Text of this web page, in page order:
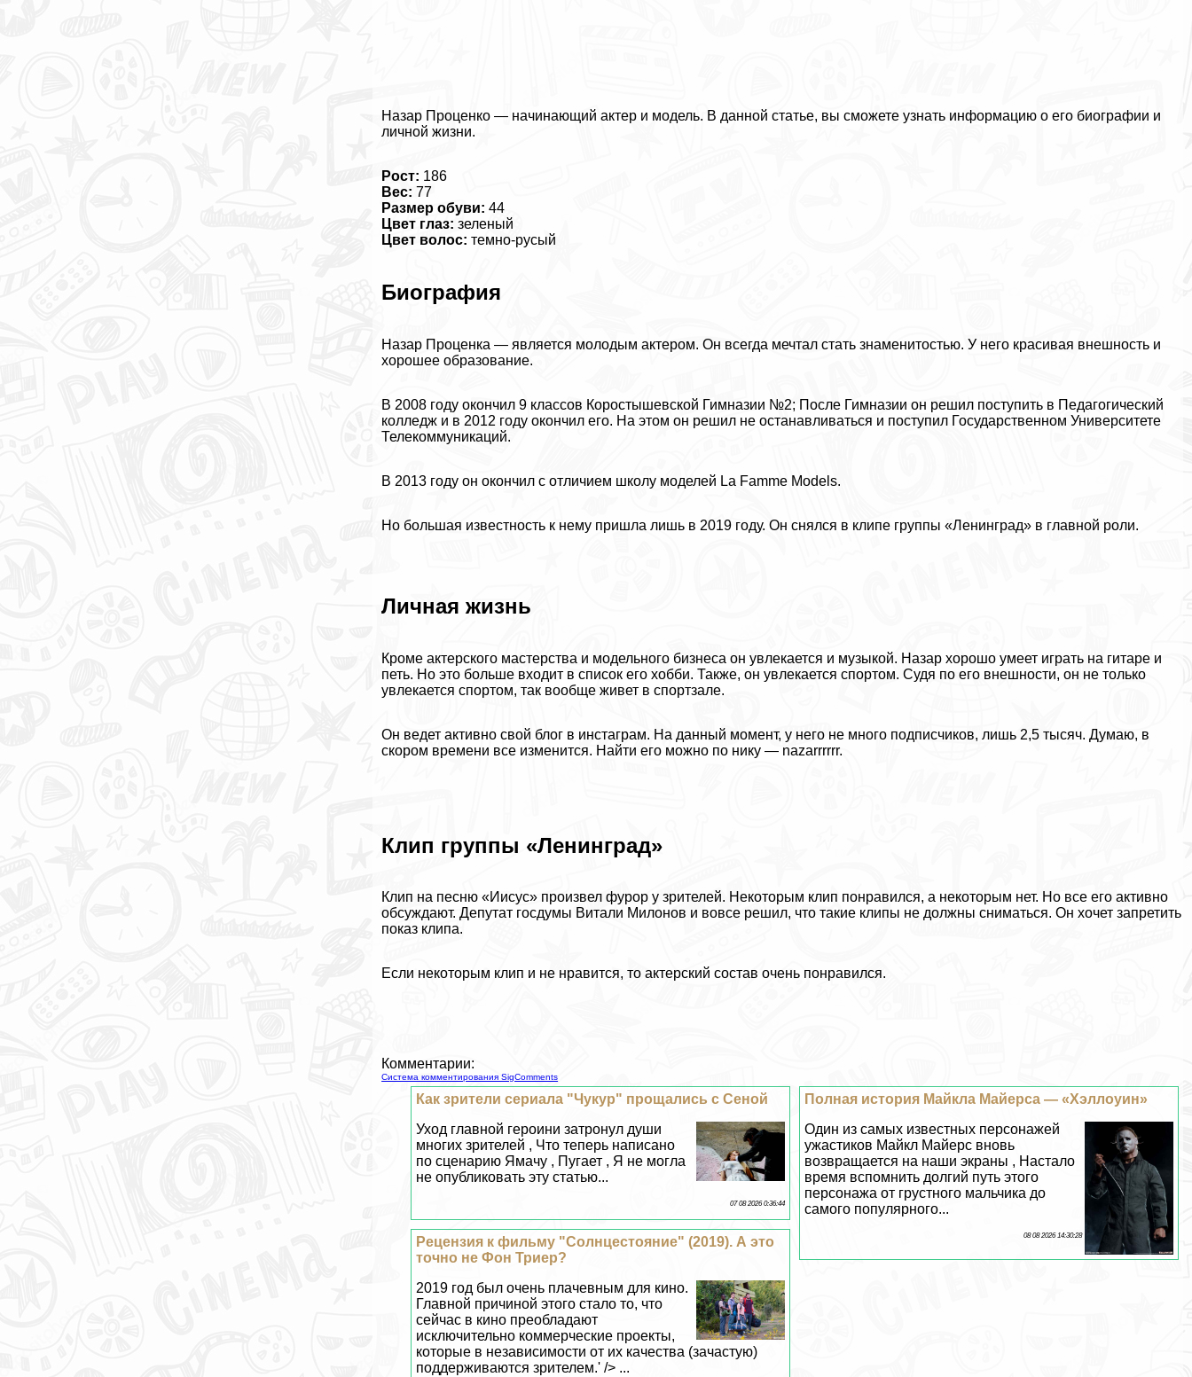
Назар Проценко — начинающий актер и модель. В данной статье, вы сможете узнать информацию о его биографии и
личной жизни.
Рост: 186
Вес: 77
Размер обуви: 44
Цвет глаз: зеленый
Цвет волос: темно-русый
Биография
Назар Проценка — является молодым актером. Он всегда мечтал стать знаменитостью. У него красивая внешность и
хорошее образование.
В 2008 году окончил 9 классов Коростышевской Гимназии №2; После Гимназии он решил поступить в Педагогический
колледж и в 2012 году окончил его. На этом он решил не останавливаться и поступил Государственном Университете
Телекоммуникаций.
В 2013 году он окончил с отличием школу моделей La Famme Models.
Но большая известность к нему пришла лишь в 2019 году. Он снялся в клипе группы «Ленинград» в главной роли.
Личная жизнь
Кроме актерского мастерства и модельного бизнеса он увлекается и музыкой. Назар хорошо умеет играть на гитаре и
петь. Но это больше входит в список его хобби. Также, он увлекается спортом. Судя по его внешности, он не только
увлекается спортом, так вообще живет в спортзале.
Он ведет активно свой блог в инстаграм. На данный момент, у него не много подписчиков, лишь 2,5 тысяч. Думаю, в
скором времени все изменится. Найти его можно по нику — nazarrrrrr.
Клип группы «Ленинград»
Клип на песню «Иисус» произвел фурор у зрителей. Некоторым клип понравился, а некоторым нет. Но все его активно
обсуждают. Депутат госдумы Витали Милонов и вовсе решил, что такие клипы не должны сниматься. Он хочет запретить
показ клипа.
Если некоторым клип и не нравится, то актерский состав очень понравился.
Комментарии:
Система комментирования SigComments
Полная история Майкла Майерса — «Хэллоуин»
Один из самых известных персонажей
ужастиков Майкл Майерс вновь
возвращается на наши экраны , Настало
время вспомнить долгий путь этого
персонажа от грустного мальчика до
самого популярного...
08 08 2026 14:30:28
Как зрители сериала "Чукур" прощались с Сеной
Уход главной героини затронул души
многих зрителей , Что теперь написано
по сценарию Ямачу , Пугает , Я не могла
не опубликовать эту статью...
07 08 2026 0:36:44
Рецензия к фильму "Солнцестояние" (2019). А это
точно не Фон Триер?
2019 год был очень плачевным для кино.
Главной причиной этого стало то, что
сейчас в кино преобладают
исключительно коммерческие проекты,
которые в независимости от их качества (зачастую)
поддерживаются зрителем.' /> ...